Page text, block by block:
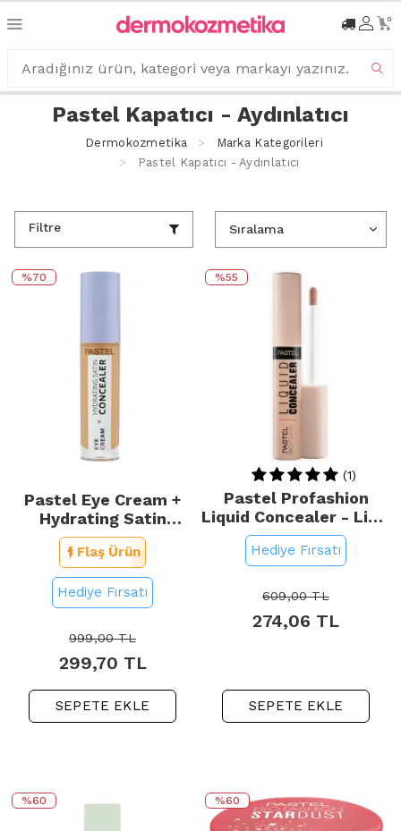
0
Pastel Kapatıcı - Aydınlatıcı
Dermokozmetika
Marka Kategorileri
Pastel Kapatıcı - Aydınlatıcı
Filtre
%70
Pastel Eye Cream +
Hydrating Satin
Concealer - Göz Altı
Kapatıcı No: 66 Deep
Medium
Flaş Ürün
Hediye Fırsatı
999,00TL
299,70 TL
SEPETE EKLE
%55
(1)
Pastel Profashion
Liquid Concealer - Likit
Kapatıcı No: 101
Porcelain
Hediye Fırsatı
609,00TL
274,06 TL
SEPETE EKLE
%60 %60